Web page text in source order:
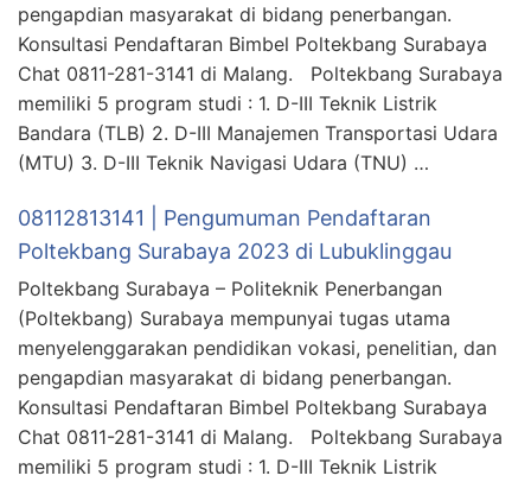
pengapdian masyarakat di bidang penerbangan.
Konsultasi Pendaftaran Bimbel Poltekbang Surabaya
Chat 0811-281-3141 di Malang. Poltekbang Surabaya
memiliki 5 program studi : 1. D-III Teknik Listrik
Bandara (TLB) 2. D-III Manajemen Transportasi Udara
(MTU) 3. D-III Teknik Navigasi Udara (TNU) …
08112813141 | Pengumuman Pendaftaran
Poltekbang Surabaya 2023 di Lubuklinggau
Poltekbang Surabaya – Politeknik Penerbangan
(Poltekbang) Surabaya mempunyai tugas utama
menyelenggarakan pendidikan vokasi, penelitian, dan
pengapdian masyarakat di bidang penerbangan.
Konsultasi Pendaftaran Bimbel Poltekbang Surabaya
Chat 0811-281-3141 di Malang. Poltekbang Surabaya
memiliki 5 program studi : 1. D-III Teknik Listrik